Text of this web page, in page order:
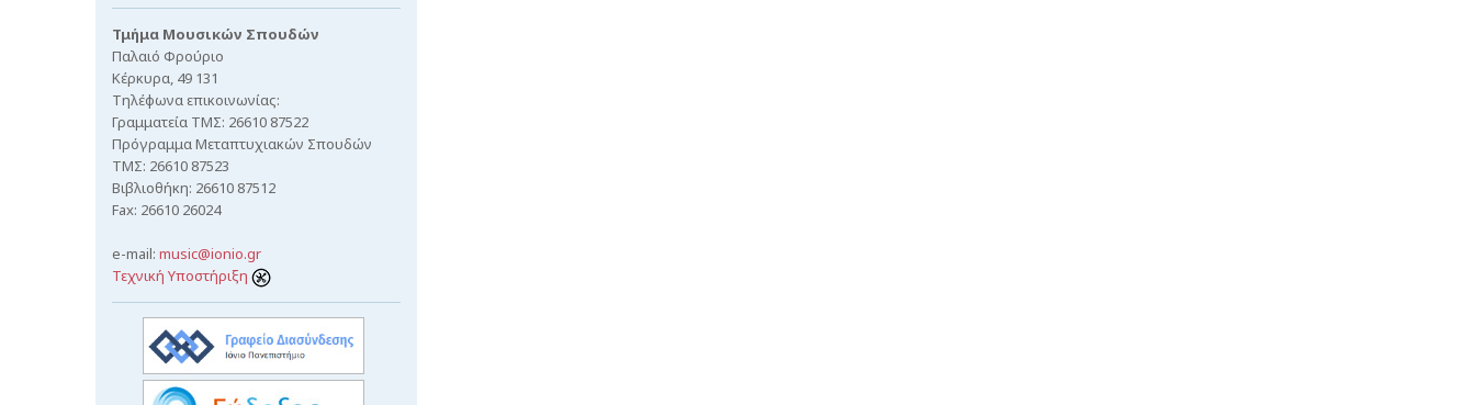
Τμήμα Μουσικών Σπουδών
Παλαιό Φρούριο
Κέρκυρα, 49 131
Τηλέφωνα επικοινωνίας:
Γραμματεία ΤΜΣ: 26610 87522
Πρόγραμμα Μεταπτυχιακών Σπουδών
ΤΜΣ: 26610 87523
Βιβλιοθήκη: 26610 87512
Fax: 26610 26024
e-mail: music@ionio.gr
Τεχνική Υποστήριξη